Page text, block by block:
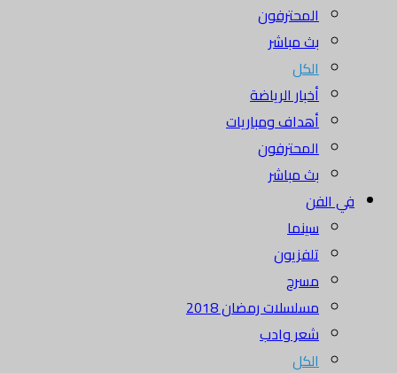
المحترفون
بث مباشر
أخبار الرياضة
أهداف ومباريات
المحترفون
بث مباشر
الفن
سينما
تلفزيون
مسرح
مسلسلات رمضان 2018
شعر وادب